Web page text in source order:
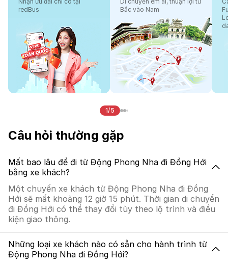
redBus
Bắc vào Nam
1/5
Câu hỏi thường gặp
Mất bao lâu để đi từ Động Phong Nha đi Đồng Hới
bằng xe khách?
Một chuyến xe khách từ Động Phong Nha đi Đồng
Hới sẽ mất khoảng 12 giờ 15 phút. Thời gian di chuyển
đi Đồng Hới có thể thay đổi tùy theo lộ trình và điều
kiện giao thông.
Những loại xe khách nào có sẵn cho hành trình từ
Động Phong Nha đi Đồng Hới?